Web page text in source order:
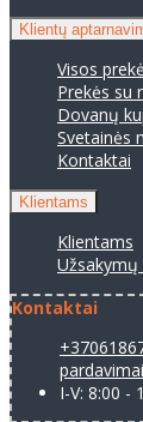
Klientų
Visos
Prekės su
Dovanų
Svetainės
Kontaktai
Klientams
Klientams
Kontaktai
I-V: 8:00 -